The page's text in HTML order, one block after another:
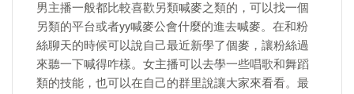
男主播一般都比較喜歡另類喊麥之類的，可以找一個
另類的平台或者yy喊麥公會什麼的進去喊麥。在和粉
絲聊天的時候可以說自己最近新學了個麥，讓粉絲過
來聽一下喊得咋樣。女主播可以去學一些唱歌和舞蹈
類的技能，也可以在自己的群里說讓大家來看看。最